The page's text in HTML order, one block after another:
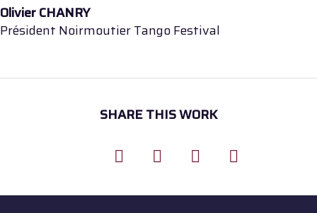
Olivier CHANRY
Président Noirmoutier Tango Festival
SHARE THIS WORK